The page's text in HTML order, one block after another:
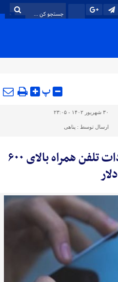
پ
۳۰ شهریور ۱۴۰۲ - ۲۳:۰۵
ارسال توسط : پناهی
مجوز جدید برای واردات تلفن همراه بالای ۶۰۰
دلار